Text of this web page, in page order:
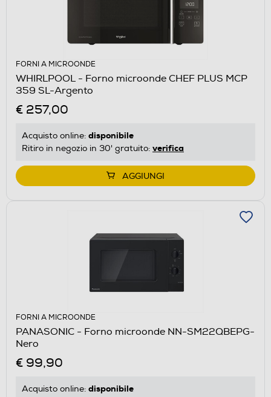
FORNI A MICROONDE
WHIRLPOOL - Forno microonde CHEF PLUS MCP
359 SL-Argento
€ 257,00
Acquisto online: disponibile
Ritiro in negozio in 30' gratuito: verifica
AGGIUNGI
FORNI A MICROONDE
PANASONIC - Forno microonde NN-SM22QBEPG-
Nero
€ 99,90
Acquisto online: disponibile